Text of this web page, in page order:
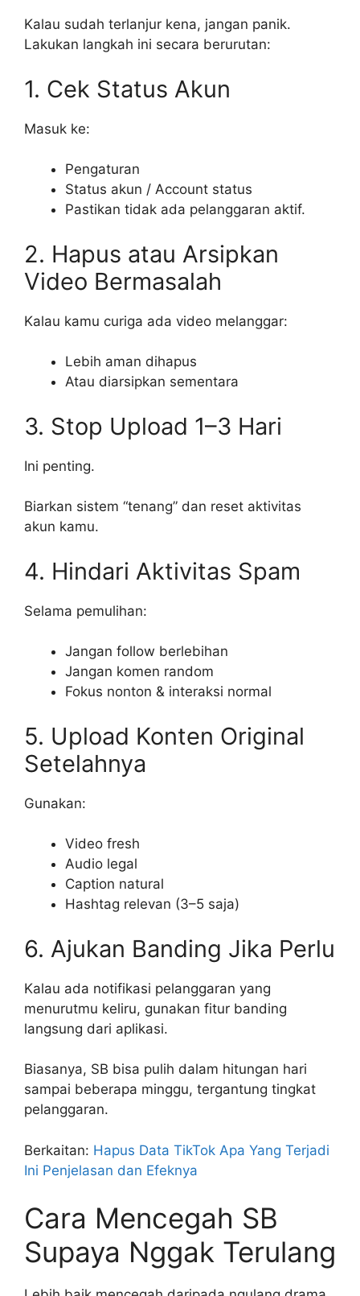
Kalau sudah terlanjur kena, jangan panik.
Lakukan langkah ini secara berurutan:
1. Cek Status Akun
Masuk ke:
Pengaturan
Status akun / Account status
Pastikan tidak ada pelanggaran aktif.
2. Hapus atau Arsipkan
Video Bermasalah
Kalau kamu curiga ada video melanggar:
Lebih aman dihapus
Atau diarsipkan sementara
3. Stop Upload 1–3 Hari
Ini penting.
Biarkan sistem “tenang” dan reset aktivitas
akun kamu.
4. Hindari Aktivitas Spam
Selama pemulihan:
Jangan follow berlebihan
Jangan komen random
Fokus nonton & interaksi normal
5. Upload Konten Original
Setelahnya
Gunakan:
Video fresh
Audio legal
Caption natural
Hashtag relevan (3–5 saja)
6. Ajukan Banding Jika Perlu
Kalau ada notifikasi pelanggaran yang
menurutmu keliru, gunakan fitur banding
langsung dari aplikasi.
Biasanya, SB bisa pulih dalam hitungan hari
sampai beberapa minggu, tergantung tingkat
pelanggaran.
Berkaitan: Hapus Data TikTok Apa Yang Terjadi
Ini Penjelasan dan Efeknya
Cara Mencegah SB
Supaya Nggak Terulang